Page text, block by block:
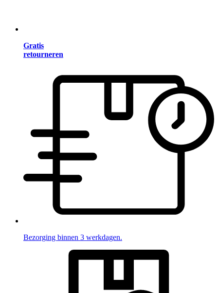
Gratis
retourneren
Bezorging binnen 3 werkdagen.